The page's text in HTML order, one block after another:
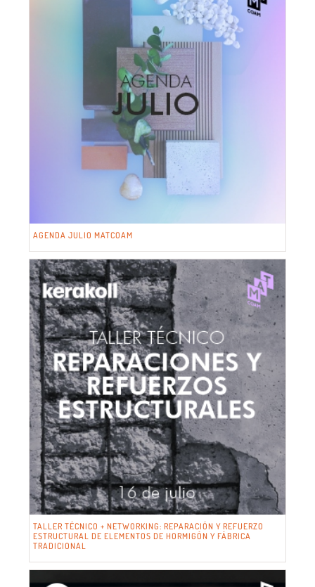
AGENDA JULIO MATCOAM
TALLER TÉCNICO + NETWORKING: REPARACIÓN Y REFUERZO
ESTRUCTURAL DE ELEMENTOS DE HORMIGÓN Y FÁBRICA
TRADICIONAL